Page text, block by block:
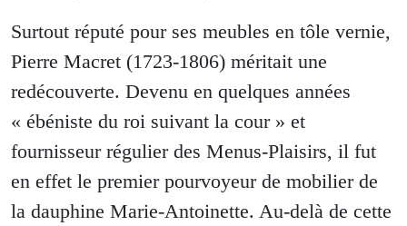
Surtout réputé pour ses meubles en tôle vernie,
Pierre Macret (1723-1806) méritait une
redécouverte. Devenu en quelques années
« ébéniste du roi suivant la cour » et
fournisseur régulier des Menus-Plaisirs, il fut
en effet le premier pourvoyeur de mobilier de
la dauphine Marie-Antoinette. Au-delà de cette